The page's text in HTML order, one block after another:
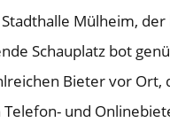
Mülheim,
Schauplatz bot
Bieter vor Ort,
Telefon- und